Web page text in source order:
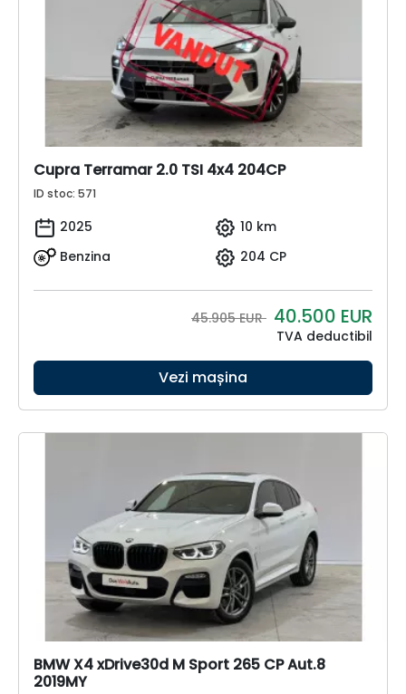
Cupra Terramar 2.0 TSI 4x4 204CP
ID stoc: 571
2025
10 km
Benzina
204 CP
45.905 EUR 40.500 EUR
TVA deductibil
Vezi mașina
BMW X4 xDrive30d M Sport 265 CP Aut.8
2019MY